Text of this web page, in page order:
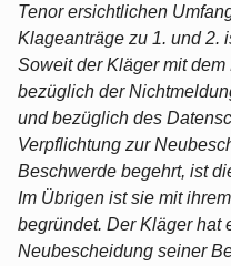
Tenor ersichtlichen
Klageanträge zu 1. und 2.
Soweit der Kläger mit
bezüglich der
und bezüglich des
Verpflichtung zur
Beschwerde begehrt, ist
Im Übrigen ist sie mit
begründet. Der Kläger hat
Neubescheidung seiner